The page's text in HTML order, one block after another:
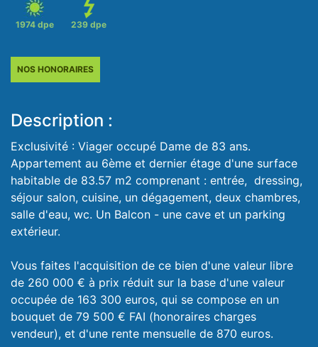
1974 dpe 239 dpe
NOS HONORAIRES
Description :
Exclusivité : Viager occupé Dame de 83 ans.
Appartement au 6ème et dernier étage d'une surface
habitable de 83.57 m2 comprenant : entrée, dressing,
séjour salon, cuisine, un dégagement, deux chambres,
salle d'eau, wc. Un Balcon - une cave et un parking
extérieur.
Vous faites l'acquisition de ce bien d'une valeur libre
de 260 000 € à prix réduit sur la base d'une valeur
occupée de 163 300 euros, qui se compose en un
bouquet de 79 500 € FAI (honoraires charges
vendeur), et d'une rente mensuelle de 870 euros.